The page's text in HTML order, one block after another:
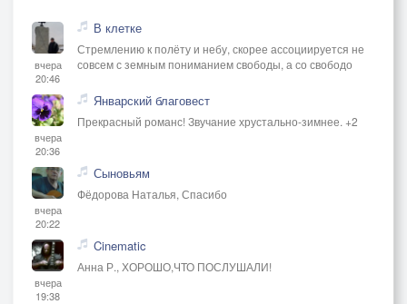
вчера
20:46
В клетке
Стремлению к полёту и небу, скорее ассоциируется не
совсем с земным пониманием свободы, а со свободо
вчера
20:36
Январский благовест
Прекрасный романс! Звучание хрустально-зимнее. +2
вчера
20:22
Сыновьям
Фёдорова Наталья, Спасибо
вчера
19:38
Cinematic
Анна Р., ХОРОШО,ЧТО ПОСЛУШАЛИ!